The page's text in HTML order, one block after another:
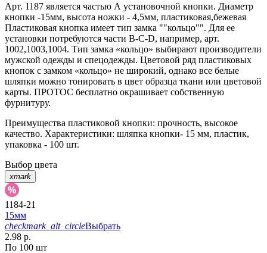
Арт. 1187 является частью А установочной кнопки. Диаметр
кнопки -15мм, высота ножки - 4,5мм, пластиковая,бежевая
Пластиковая кнопка имеет тип замка ""кольцо"". Для ее
установки потребуются части В-C-D, например, арт.
1002,1003,1004. Тип замка «кольцо» выбирают производители
мужской одежды и спецодежды. Цветовой ряд пластиковых
кнопок с замком «кольцо» не широкий, однако все белые
шляпки можно тонировать в цвет образца ткани или цветовой
карты. ПРОТОС бесплатно окрашивает собственную
фурнитуру.
Преимущества пластиковой кнопки: прочность, высокое
качество. Характеристики: шляпка кнопки- 15 мм, пластик,
упаковка - 100 шт.
Выбор цвета
xmark
1184-21
15мм
checkmark_alt_circleВыбрать
2.98 р.
По 100 шт